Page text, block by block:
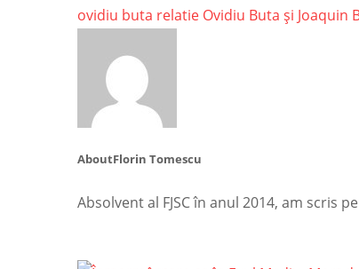
ovidiu buta relatie Ovidiu Buta și Joaquin
AboutFlorin Tomescu
Absolvent al FJSC în anul 2014, am scris